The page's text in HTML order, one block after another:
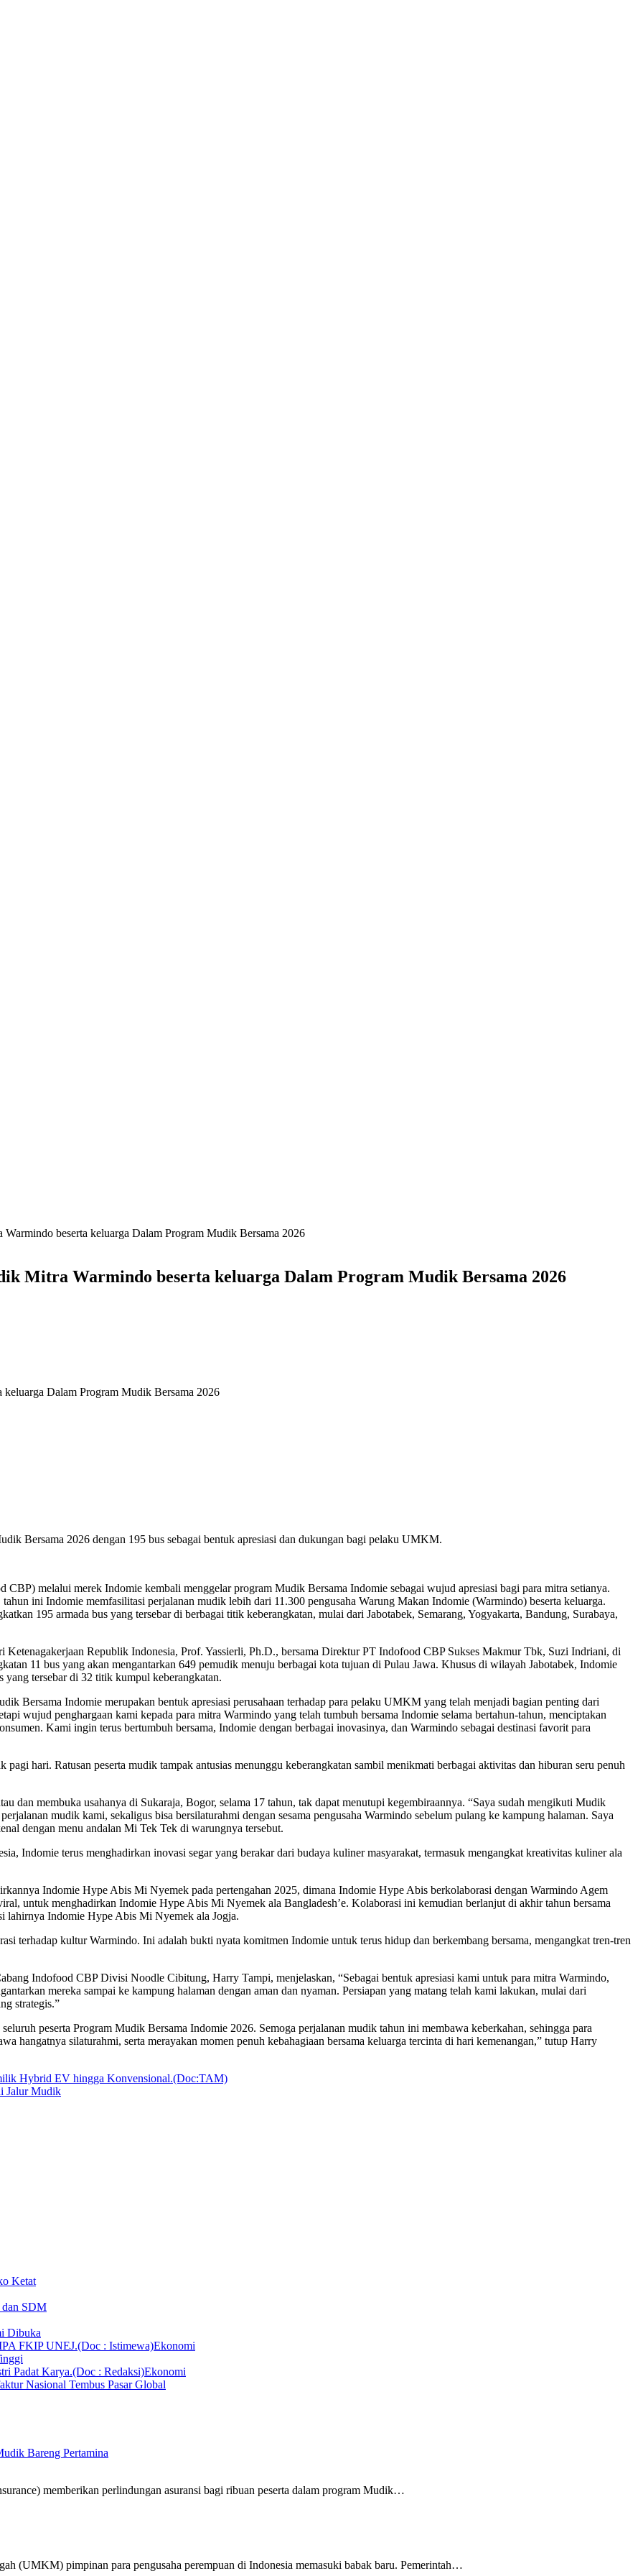
beserta keluarga Dalam Program Mudik Bersama 2026
Mitra Warmindo beserta keluarga Dalam Program Mudik Bersama 2026
Dalam Program Mudik Bersama 2026
Bersama 2026 dengan 195 bus sebagai bentuk apresiasi dan dukungan bagi pelaku UMKM.
melalui merek Indomie kembali menggelar program Mudik Bersama Indomie sebagai wujud apresiasi bagi para mitra setianya.
ini Indomie memfasilitasi perjalanan mudik lebih dari 11.300 pengusaha Warung Makan Indomie (Warmindo) beserta keluarga.
195 armada bus yang tersebar di berbagai titik keberangkatan, mulai dari Jabotabek, Semarang, Yogyakarta, Bandung, Surabaya,
Ketenagakerjaan Republik Indonesia, Prof. Yassierli, Ph.D., bersama Direktur PT Indofood CBP Sukses Makmur Tbk, Suzi Indriani, di
11 bus yang akan mengantarkan 649 pemudik menuju berbagai kota tujuan di Pulau Jawa. Khusus di wilayah Jabotabek, Indomie
yang tersebar di 32 titik kumpul keberangkatan.
Bersama Indomie merupakan bentuk apresiasi perusahaan terhadap para pelaku UMKM yang telah menjadi bagian penting dari
wujud penghargaan kami kepada para mitra Warmindo yang telah tumbuh bersama Indomie selama bertahun-tahun, menciptakan
Kami ingin terus bertumbuh bersama, Indomie dengan berbagai inovasinya, dan Warmindo sebagai destinasi favorit para
hari. Ratusan peserta mudik tampak antusias menunggu keberangkatan sambil menikmati berbagai aktivitas dan hiburan seru penuh
dan membuka usahanya di Sukaraja, Bogor, selama 17 tahun, tak dapat menutupi kegembiraannya. “Saya sudah mengikuti Mudik
mudik kami, sekaligus bisa bersilaturahmi dengan sesama pengusaha Warmindo sebelum pulang ke kampung halaman. Saya
dengan menu andalan Mi Tek Tek di warungnya tersebut.
Indomie terus menghadirkan inovasi segar yang berakar dari budaya kuliner masyarakat, termasuk mengangkat kreativitas kuliner ala
Indomie Hype Abis Mi Nyemek pada pertengahan 2025, dimana Indomie Hype Abis berkolaborasi dengan Warmindo Agem
untuk menghadirkan Indomie Hype Abis Mi Nyemek ala Bangladesh’e. Kolaborasi ini kemudian berlanjut di akhir tahun bersama
lahirnya Indomie Hype Abis Mi Nyemek ala Jogja.
terhadap kultur Warmindo. Ini adalah bukti nyata komitmen Indomie untuk terus hidup dan berkembang bersama, mengangkat tren-tren
Indofood CBP Divisi Noodle Cibitung, Harry Tampi, menjelaskan, “Sebagai bentuk apresiasi kami untuk para mitra Warmindo,
mereka sampai ke kampung halaman dengan aman dan nyaman. Persiapan yang matang telah kami lakukan, mulai dari
strategis.”
peserta Program Mudik Bersama Indomie 2026. Semoga perjalanan mudik tahun ini membawa keberkahan, sehingga para
hangatnya silaturahmi, serta merayakan momen penuh kebahagiaan bersama keluarga tercinta di hari kemenangan,” tutup Harry
Jalur Mudik
Ketat
SDM
Dibuka
Ekonomi
Ekonomi
Nasional Tembus Pasar Global
Bareng Pertamina
memberikan perlindungan asuransi bagi ribuan peserta dalam program Mudik…
(UMKM) pimpinan para pengusaha perempuan di Indonesia memasuki babak baru. Pemerintah…